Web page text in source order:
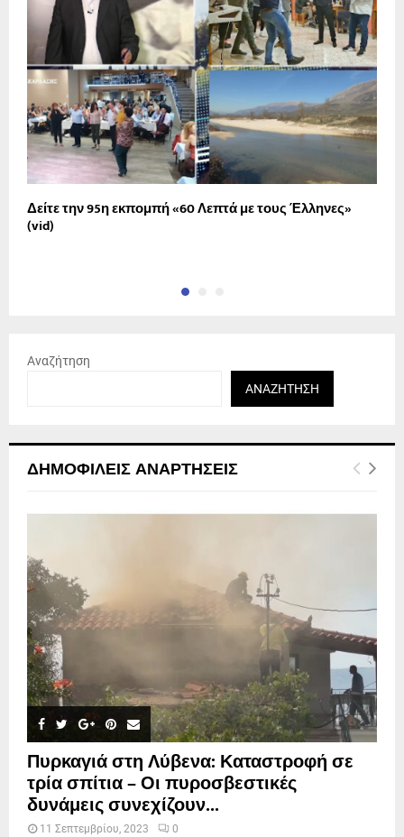
Δείτε την 95η εκπομπή «60 Λεπτά με τους Έλληνες»
(vid)
Αναζήτηση
ΑΝΑΖΉΤΗΣΗ
ΔΗΜΟΦΙΛΕΊΣ ΑΝΑΡΤΉΣΕΙΣ
Πυρκαγιά στη Λύβενα: Καταστροφή σε
τρία σπίτια – Οι πυροσβεστικές
δυνάμεις συνεχίζουν...
11 Σεπτεμβρίου, 2023 0